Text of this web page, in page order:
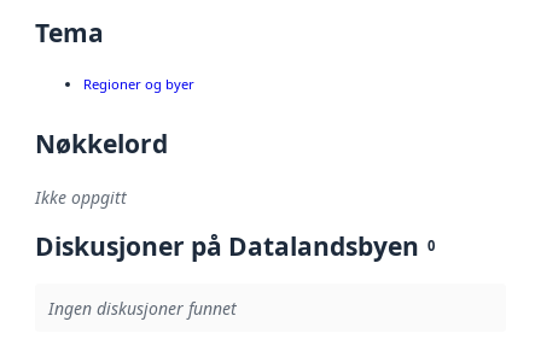
Tema
Regioner og byer
Nøkkelord
Ikke oppgitt
Diskusjoner på Datalandsbyen 0
Ingen diskusjoner funnet